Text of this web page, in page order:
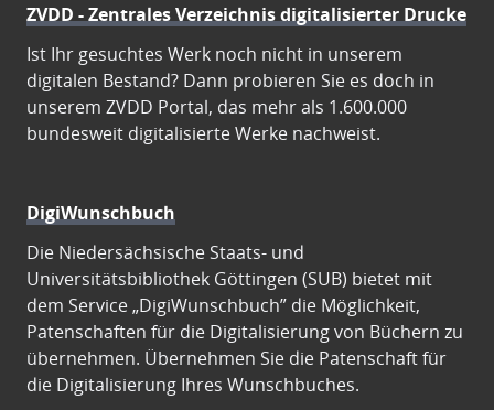
ZVDD - Zentrales Verzeichnis digitalisierter Drucke
Ist Ihr gesuchtes Werk noch nicht in unserem
digitalen Bestand? Dann probieren Sie es doch in
unserem ZVDD Portal, das mehr als 1.600.000
bundesweit digitalisierte Werke nachweist.
DigiWunschbuch
Die Niedersächsische Staats- und
Universitätsbibliothek Göttingen (SUB) bietet mit
dem Service „DigiWunschbuch” die Möglichkeit,
Patenschaften für die Digitalisierung von Büchern zu
übernehmen. Übernehmen Sie die Patenschaft für
die Digitalisierung Ihres Wunschbuches.